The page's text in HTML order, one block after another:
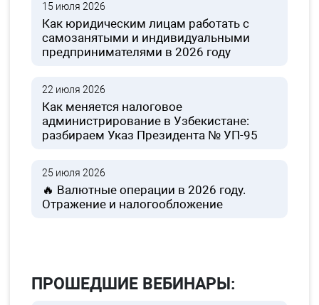
15 июля 2026
Как юридическим лицам работать с
самозанятыми и индивидуальными
предпринимателями в 2026 году
22 июля 2026
Как меняется налоговое
администрирование в Узбекистане:
разбираем Указ Президента № УП-95
25 июля 2026
🔥 Валютные операции в 2026 году.
Отражение и налогообложение
ПРОШЕДШИЕ ВЕБИНАРЫ: